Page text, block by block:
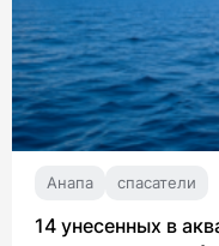
Анапа спасатели
14 унесенных в